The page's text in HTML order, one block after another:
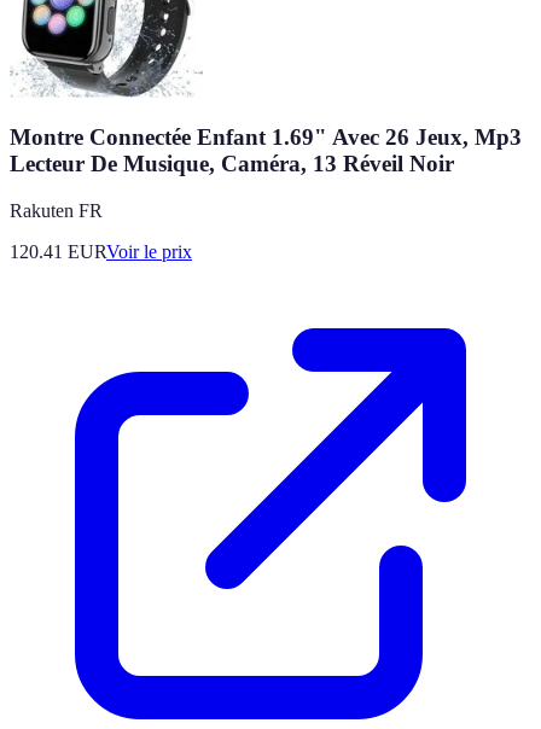
Montre Connectée Enfant 1.69" Avec 26 Jeux, Mp3
Lecteur De Musique, Caméra, 13 Réveil Noir
Rakuten FR
120.41 EURVoir le prix